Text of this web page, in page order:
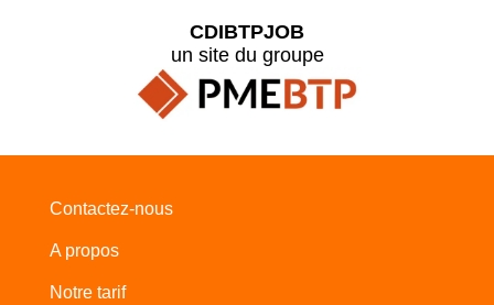
CDIBTPJOB
un site du groupe
Contactez-nous
A propos
Notre tarif